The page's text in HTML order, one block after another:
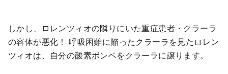
しかし、ロレンツィオの隣りにいた重症患者・クラーラ
の容体が悪化！ 呼吸困難に陥ったクラーラを見たロレン
ツィオは、自分の酸素ボンベをクラーラに譲ります。